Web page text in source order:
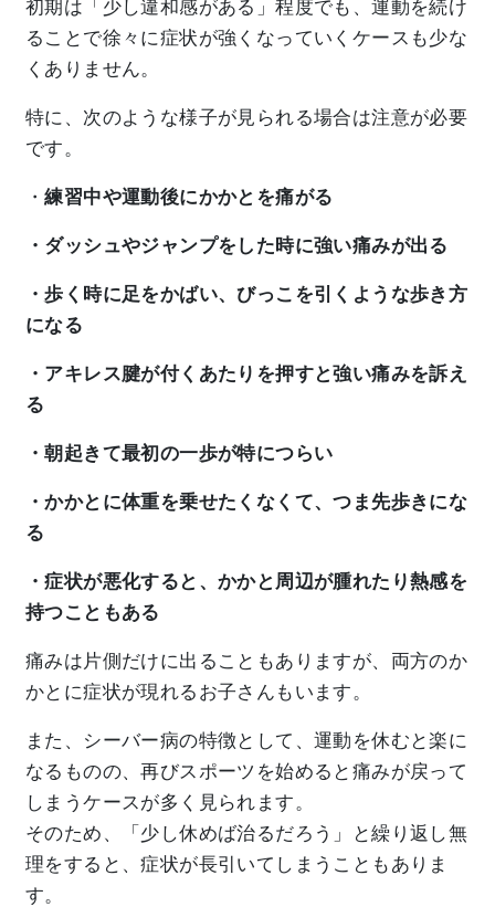
初期は「少し違和感がある」程度でも、運動を続け
ることで徐々に症状が強くなっていくケースも少な
くありません。
特に、次のような様子が見られる場合は注意が必要
です。
・練習中や運動後にかかとを痛がる
・ダッシュやジャンプをした時に強い痛みが出る
・歩く時に足をかばい、びっこを引くような歩き方
になる
・アキレス腱が付くあたりを押すと強い痛みを訴え
る
・朝起きて最初の一歩が特につらい
・かかとに体重を乗せたくなくて、つま先歩きにな
る
・症状が悪化すると、かかと周辺が腫れたり熱感を
持つこともある
痛みは片側だけに出ることもありますが、両方のか
かとに症状が現れるお子さんもいます。
また、シーバー病の特徴として、運動を休むと楽に
なるものの、再びスポーツを始めると痛みが戻って
しまうケースが多く見られます。
そのため、「少し休めば治るだろう」と繰り返し無
理をすると、症状が長引いてしまうこともありま
す。